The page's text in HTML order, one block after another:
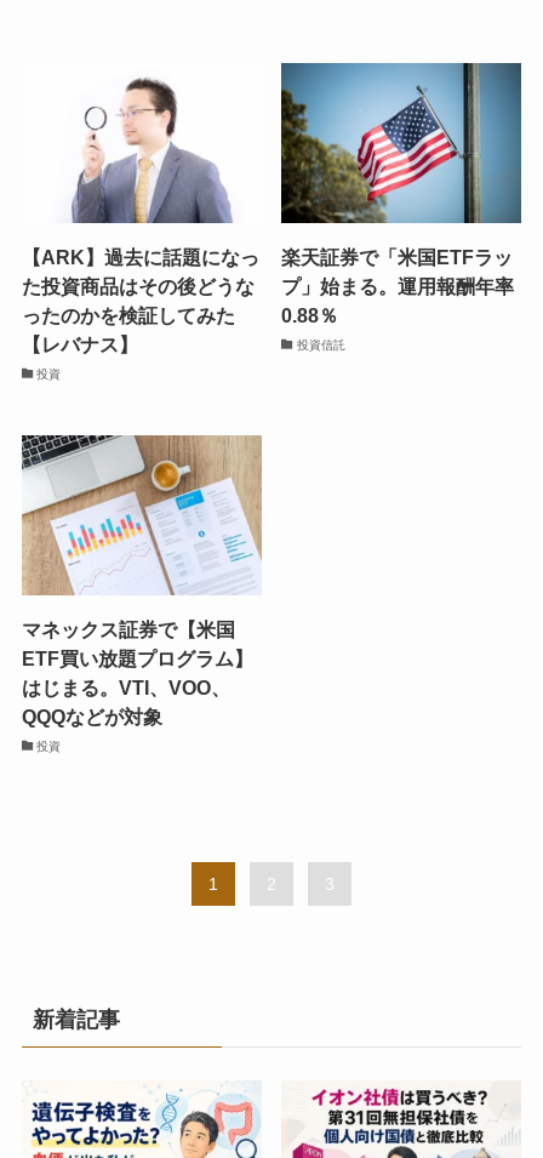
【ARK】過去に話題になっ
た投資商品はその後どうな
ったのかを検証してみた
【レバナス】
投資
楽天証券で「米国ETFラッ
プ」始まる。運用報酬年率
0.88％
投資信託
マネックス証券で【米国
ETF買い放題プログラム】
はじまる。VTI、VOO、
QQQなどが対象
投資
1 2 3
新着記事